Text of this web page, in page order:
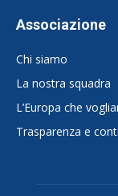
Associazione
Chi siamo
La nostra squadra
L’Europa che
Trasparenza e